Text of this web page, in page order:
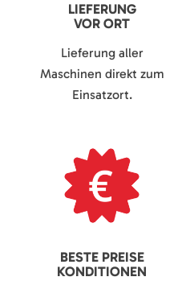
LIEFERUNG
VOR ORT
Lieferung aller
Maschinen direkt zum
Einsatzort.
BESTE PREISE
KONDITIONEN